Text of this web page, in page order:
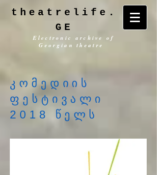
theatrelife.
GE
Electronic archive of
Georgian theatre
კომედიის
ფესტივალი
2018 წელს